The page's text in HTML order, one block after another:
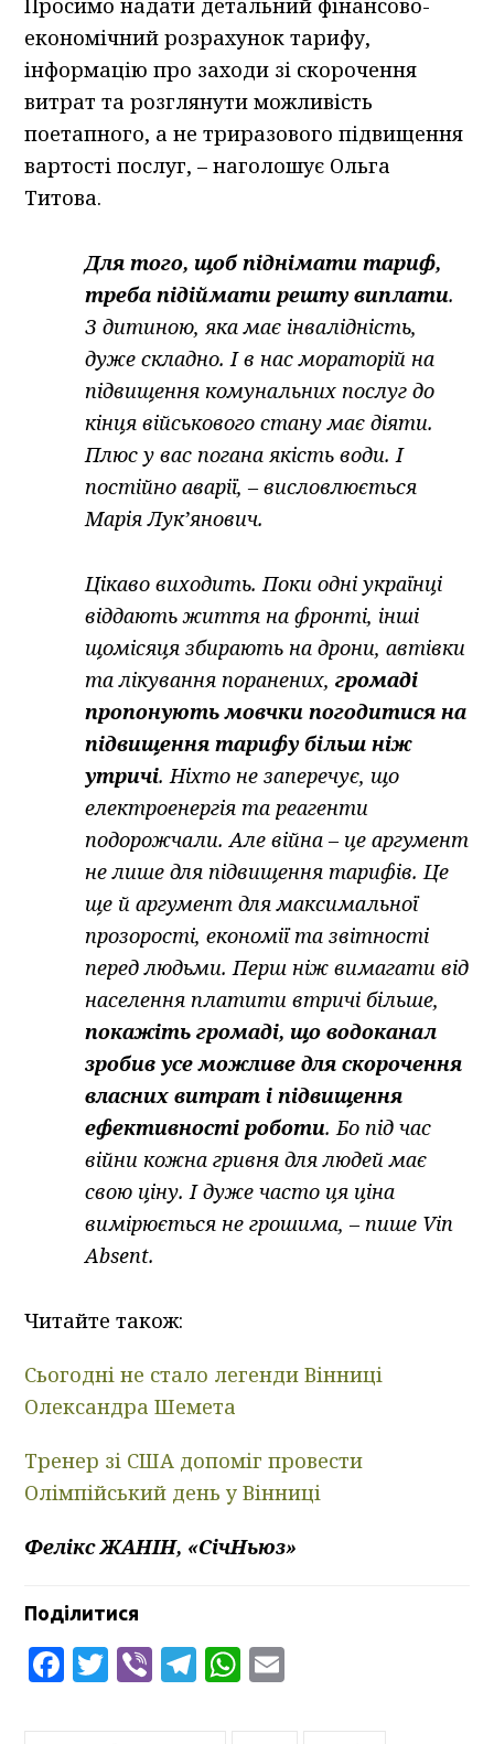
Просимо надати детальний фінансово-
економічний розрахунок тарифу,
інформацію про заходи зі скорочення
витрат та розглянути можливість
поетапного, а не триразового підвищення
вартості послуг, – наголошує Ольга
Титова.
Для того, щоб піднімати тариф,
треба підіймати решту виплати.
З дитиною, яка має інвалідність,
дуже складно. І в нас мораторій на
підвищення комунальних послуг до
кінця військового стану має діяти.
Плюс у вас погана якість води. І
постійно аварії, – висловлюється
Марія Лук’янович.
Цікаво виходить. Поки одні українці
віддають життя на фронті, інші
щомісяця збирають на дрони, автівки
та лікування поранених,громаді
пропонують мовчки погодитися на
підвищення тарифу більш ніж
утричі. Ніхто не заперечує, що
електроенергія та реагенти
подорожчали. Але війна – це аргумент
не лише для підвищення тарифів. Це
ще й аргумент для максимальної
прозорості, економії та звітності
перед людьми. Перш ніж вимагати від
населення платити втричі більше,
покажіть громаді, що водоканал
зробив усе можливе для скорочення
власних витрат і підвищення
ефективності роботи. Бо під час
війни кожна гривня для людей має
свою ціну. І дуже часто ця ціна
вимірюється не грошима, – пише Vin
Absent.
Читайте також:
Сьогодні не стало легенди Вінниці
Олександра Шемета
Тренер зі США допоміг провести
Олімпійський день у Вінниці
Фелікс ЖАНІН, «СічНьюз»
Поділитися
Facebook
Twitter
ViberTelegram
WhatsApp